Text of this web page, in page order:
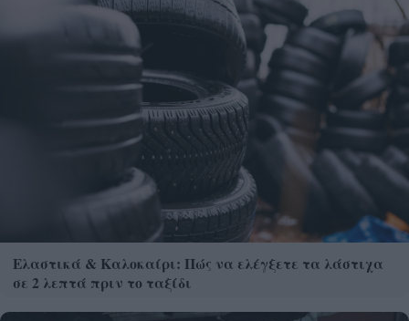
Ελαστικά & Καλοκαίρι: Πώς να ελέγξετε τα λάστιχα
σε 2 λεπτά πριν το ταξίδι